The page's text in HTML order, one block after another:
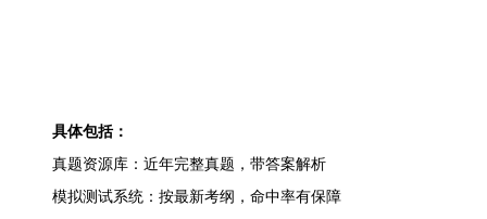
具体包括：
真题资源库：近年完整真题，带答案解析
模拟测试系统：按最新考纲，命中率有保障